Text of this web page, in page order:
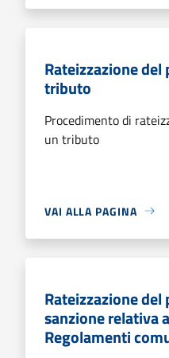
Rateizzazione
tributo
Procedimento di
un tributo
VAI ALLA PAGINA
Rateizzazione
sanzione relativa
Regolamenti